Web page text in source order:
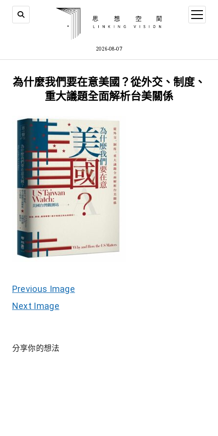
2026-08-07
open
menu
為什麼我們要在意美國？從外交、制度、
重大議題全面解析台美關係
Previous Image
Next Image
分享你的想法